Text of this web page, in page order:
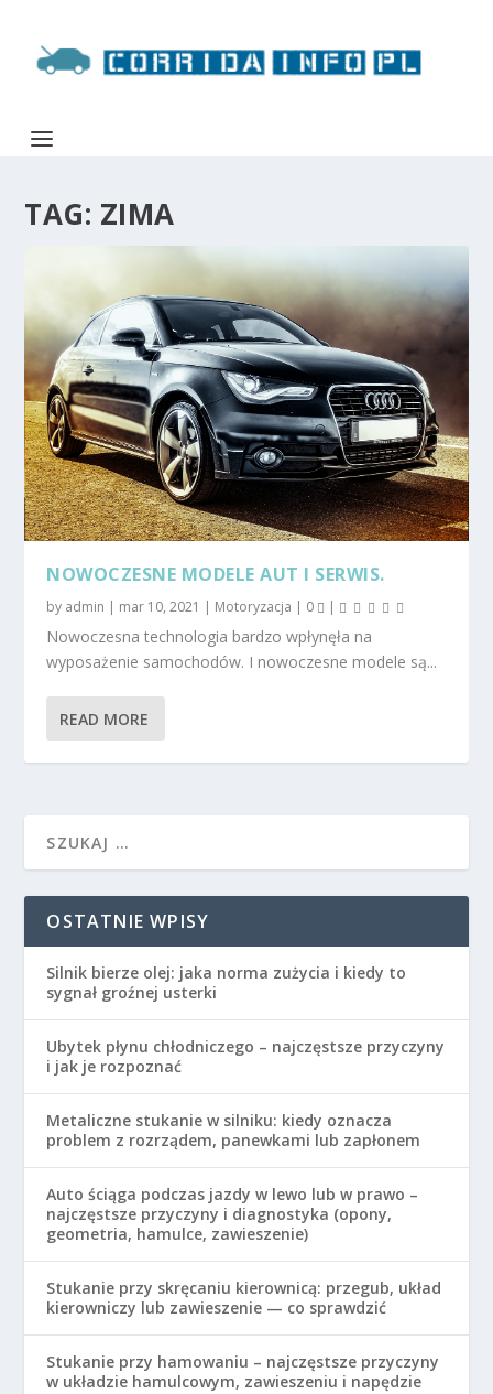
TAG: ZIMA
NOWOCZESNE MODELE AUT I SERWIS.
by admin | mar 10, 2021 | Motoryzacja | 0 |
Nowoczesna technologia bardzo wpłynęła na
wyposażenie samochodów. I nowoczesne modele są...
READ MORE
OSTATNIE WPISY
Silnik bierze olej: jaka norma zużycia i kiedy to
sygnał groźnej usterki
Ubytek płynu chłodniczego – najczęstsze przyczyny
i jak je rozpoznać
Metaliczne stukanie w silniku: kiedy oznacza
problem z rozrządem, panewkami lub zapłonem
Auto ściąga podczas jazdy w lewo lub w prawo –
najczęstsze przyczyny i diagnostyka (opony,
geometria, hamulce, zawieszenie)
Stukanie przy skręcaniu kierownicą: przegub, układ
kierowniczy lub zawieszenie — co sprawdzić
Stukanie przy hamowaniu – najczęstsze przyczyny
w układzie hamulcowym, zawieszeniu i napędzie